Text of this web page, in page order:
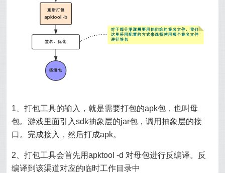
1、打包工具的输入，就是需要打包的apk包，也叫母
包。游戏里面引入sdk抽象层的jar包，调用抽象层的接
口。完成接入，然后打成apk。
2、打包工具会首先用apktool -d 对母包进行反编译。反
编译到该渠道对应的临时工作目录中